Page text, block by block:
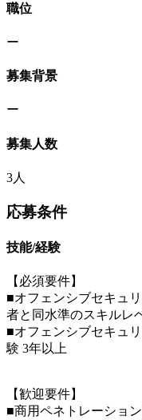
職位
ー
募集背景
ー
募集人数
3人
応募条件
技能/経験
【必須要件】
■オフェンシブセキュ
者と同水準のスキルレ
■オフェンシブセキュ
験 3年以上
【歓迎要件】
■商用ペネトレーショ